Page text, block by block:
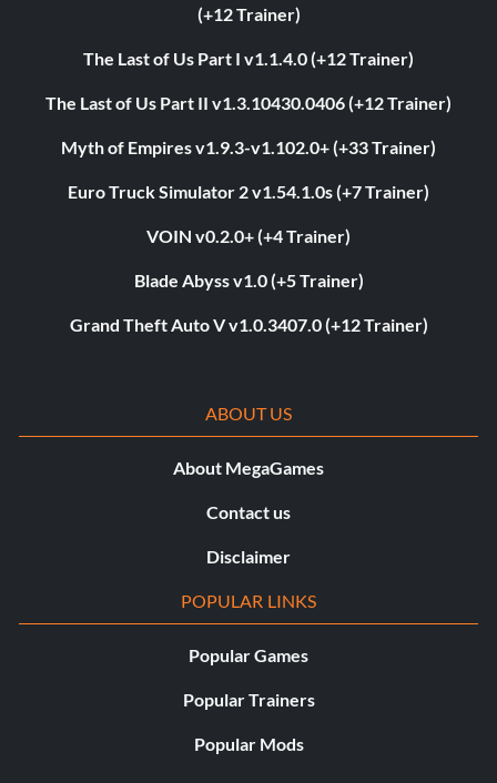
(+12 Trainer)
The Last of Us Part I v1.1.4.0 (+12 Trainer)
The Last of Us Part II v1.3.10430.0406 (+12 Trainer)
Myth of Empires v1.9.3-v1.102.0+ (+33 Trainer)
Euro Truck Simulator 2 v1.54.1.0s (+7 Trainer)
VOIN v0.2.0+ (+4 Trainer)
Blade Abyss v1.0 (+5 Trainer)
Grand Theft Auto V v1.0.3407.0 (+12 Trainer)
ABOUT US
About MegaGames
Contact us
Disclaimer
POPULAR LINKS
Popular Games
Popular Trainers
Popular Mods